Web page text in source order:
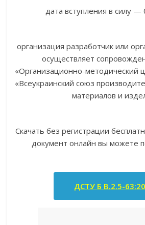
дата вступления в силу —
организация разработчик или
осуществляет
«Организационно-методический
«Всеукраинский союз
материалов и
Скачать без регистрации
документ онлайн вы можете
ДСТУ Б В.2.5-